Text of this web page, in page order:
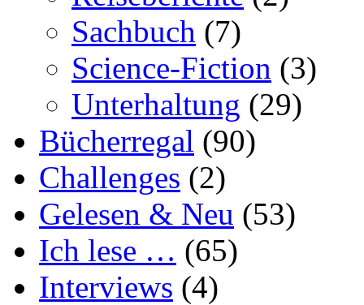
Sachbuch (7)
Science-Fiction (3)
Unterhaltung (29)
Bücherregal (90)
Challenges (2)
Gelesen & Neu (53)
Ich lese … (65)
Interviews (4)